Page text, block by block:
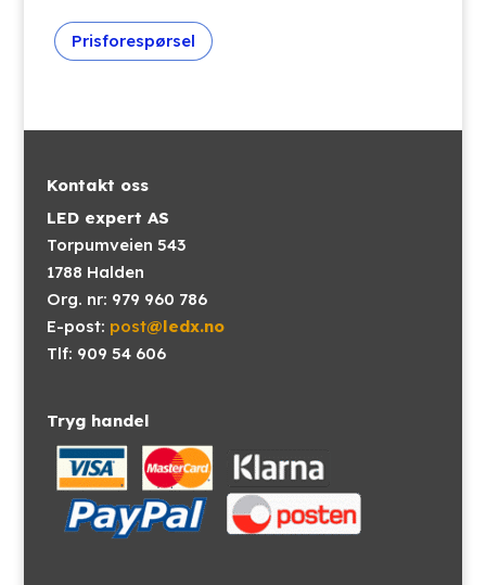
Prisforespørsel
Kontakt oss
LED expert AS
Torpumveien 543
1788 Halden
Org. nr: 979 960 786
E-post: post@ledx.no
Tlf: 909 54 606
Tryg handel